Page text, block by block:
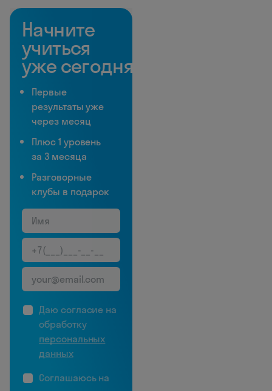
Начните
учиться
уже сегодня
Первые
результаты уже
через месяц
Плюс 1 уровень
за 3 месяца
Разговорные
клубы в подарок
Даю согласие на
обработку
персональных
данных
Соглашаюсь на